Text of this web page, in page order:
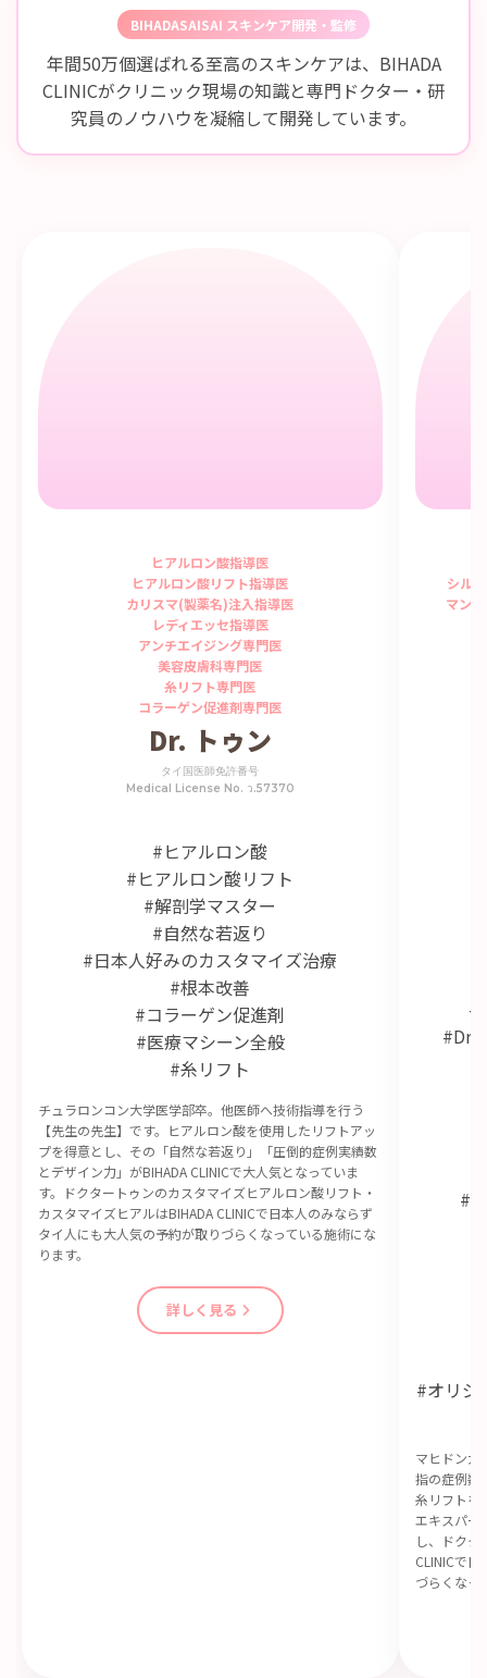
BIHADASAISAI スキンケア開発・監修
年間50万個選ばれる至高のスキンケアは、BIHADA
CLINICがクリニック現場の知識と専門ドクター・研
究員のノウハウを凝縮して開発しています。
ヒアルロン酸指導医
ヒアルロン酸リフト指導医
カリスマ(製薬名)注入指導医
レディエッセ指導医
アンチエイジング専門医
美容皮膚科専門医
糸リフト専門医
コラーゲン促進剤専門医
Dr. トゥン
タイ国医師免許番号
Medical License No. ว.57370
#ヒアルロン酸
#ヒアルロン酸リフト
#解剖学マスター
#自然な若返り
#日本人好みのカスタマイズ治療
#根本改善
#コラーゲン促進剤
#医療マシーン全般
#糸リフト
チュラロンコン大学医学部卒。他医師へ技術指導を行う
【先生の先生】です。ヒアルロン酸を使用したリフトアッ
プを得意とし、その「自然な若返り」「圧倒的症例実績数
とデザイン力」がBIHADA CLINICで大人気となっていま
す。ドクタートゥンのカスタマイズヒアルロン酸リフト・
カスタマイズヒアルはBIHADA CLINICで日本人のみならず
タイ人にも大人気の予約が取りづらくなっている施術にな
ります。
詳しく見る
シル
マン
#
#Dr
#
#オリジ
マヒドン大
指の症例数
糸リフトを
エキスパー
し、ドクタ
CLINICで
づらくなっ